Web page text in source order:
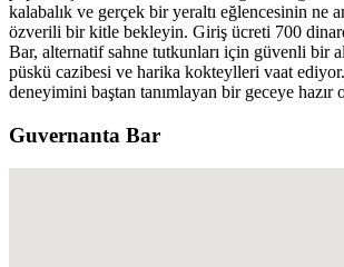
kalabalık ve gerçek bir yeraltı eğlencesinin ne
özverili bir kitle bekleyin. Giriş ücreti 700
Bar, alternatif sahne tutkunları için güvenli bir
püskü cazibesi ve harika kokteylleri vaat ediyor.
deneyimini baştan tanımlayan bir geceye hazır
Guvernanta Bar